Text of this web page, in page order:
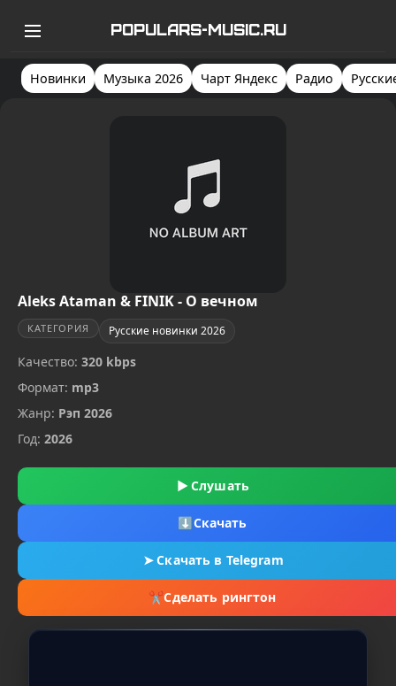
POPULARS-MUSIC.RU
Новинки Музыка 2026 Чарт Яндекс Радио
Aleks Ataman & FINIK - О вечном
КАТЕГОРИЯ Русские новинки 2026
Качество: 320 kbps
Формат: mp3
Жанр: Рэп 2026
Год: 2026
▶ Слушать
⬇Скачать
➤Скачать в Telegram
✂Сделать рингтон